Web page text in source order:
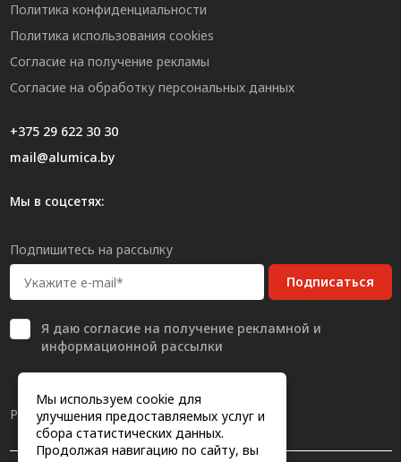
Мы используем cookie для
улучшения предоставляемых услуг и
сбора статистических данных.
Продолжая навигацию по сайту, вы
Политика конфиденциальности
Политика использования cookies
Согласие на получение рекламы
Согласие на обработку персональных данных
+375 29 622 30 30
mail@alumica.by
Мы в соцсетях:
Подпишитесь на рассылку
Подписаться
Я даю согласиена получение рекламной и
информационной рассылки
Разработка сайта